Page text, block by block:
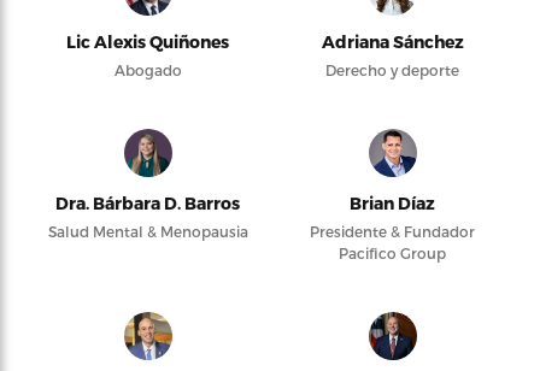
Lic Alexis Quiñones
Abogado
Adriana Sánchez
Derecho y deporte
Dra. Bárbara D. Barros
Salud Mental & Menopausia
Brian Díaz
Presidente & Fundador
Pacifico Group